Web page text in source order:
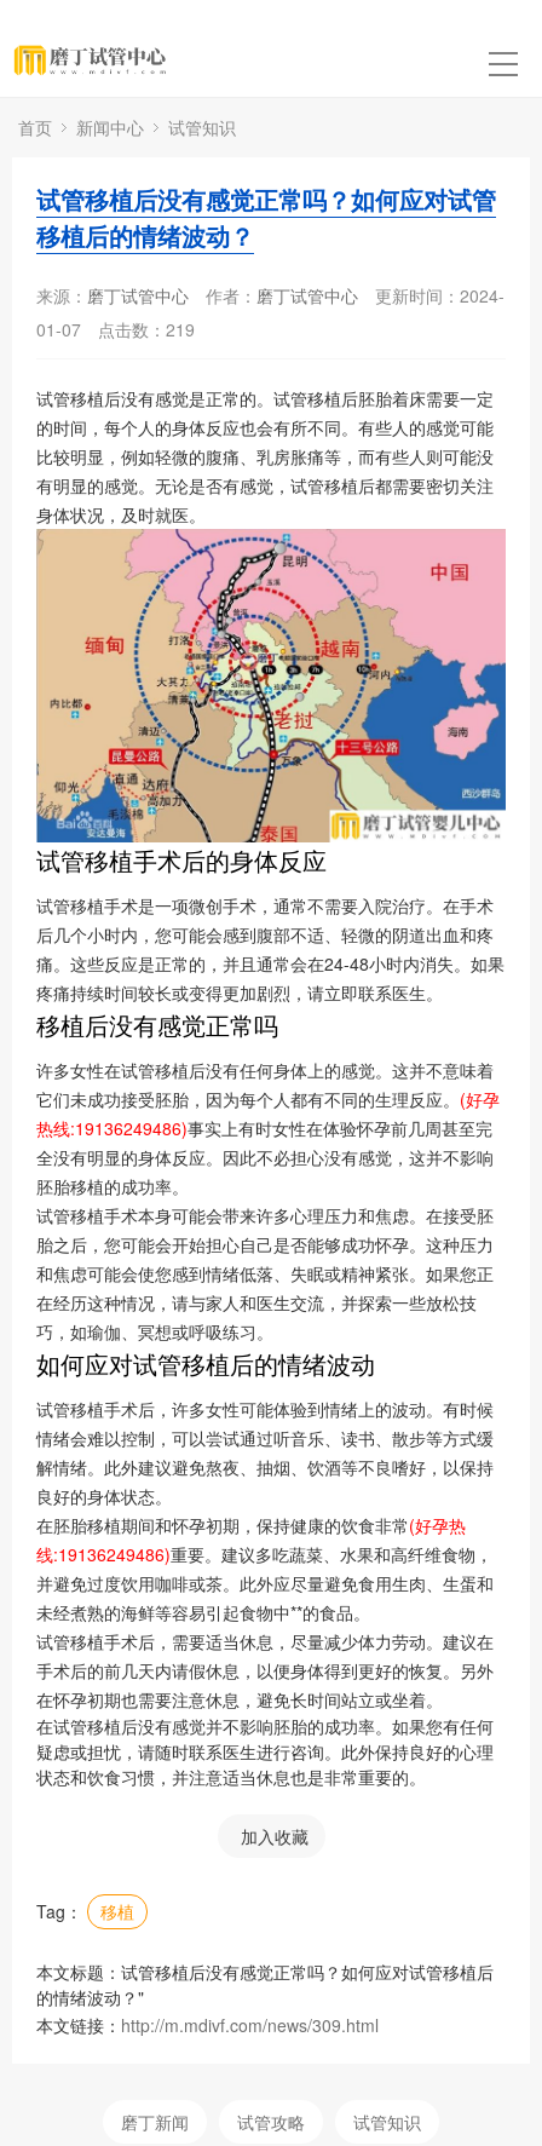
首页 新闻中心 试管知识
试管移植后没有感觉正常吗？如何应对试管
移植后的情绪波动？
来源： 磨丁试管中心 作者： 磨丁试管中心
更新时间：2024-
01-07
点击数： 219
试管移植后没有感觉是正常的。试管移植后胚胎着床需要一定
的时间，每个人的身体反应也会有所不同。有些人的感觉可能
比较明显，例如轻微的腹痛、乳房胀痛等，而有些人则可能没
有明显的感觉。无论是否有感觉，试管移植后都需要密切关注
身体状况，及时就医。
试管移植手术后的身体反应
试管移植手术是一项微创手术，通常不需要入院治疗。在手术
后几个小时内，您可能会感到腹部不适、轻微的阴道出血和疼
痛。这些反应是正常的，并且通常会在24-48小时内消失。如果
疼痛持续时间较长或变得更加剧烈，请立即联系医生。
移植后没有感觉正常吗
许多女性在试管移植后没有任何身体上的感觉。这并不意味着
它们未成功接受胚胎，因为每个人都有不同的生理反应。 (好孕
热线:19136249486)事实上有时女性在体验怀孕前几周甚至完
全没有明显的身体反应。因此不必担心没有感觉，这并不影响
胚胎移植的成功率。
试管移植手术本身可能会带来许多心理压力和焦虑。在接受胚
胎之后，您可能会开始担心自己是否能够成功怀孕。这种压力
和焦虑可能会使您感到情绪低落、失眠或精神紧张。如果您正
在经历这种情况，请与家人和医生交流，并探索一些放松技
巧，如瑜伽、冥想或呼吸练习。
如何应对试管移植后的情绪波动
试管移植手术后，许多女性可能体验到情绪上的波动。有时候
情绪会难以控制，可以尝试通过听音乐、读书、散步等方式缓
解情绪。此外建议避免熬夜、抽烟、饮酒等不良嗜好，以保持
良好的身体状态。
在胚胎移植期间和怀孕初期，保持健康的饮食非常(好孕热
线:19136249486)重要。建议多吃蔬菜、水果和高纤维食物，
并避免过度饮用咖啡或茶。此外应尽量避免食用生肉、生蛋和
未经煮熟的海鲜等容易引起食物中**的食品。
试管移植手术后，需要适当休息，尽量减少体力劳动。建议在
手术后的前几天内请假休息，以便身体得到更好的恢复。另外
在怀孕初期也需要注意休息，避免长时间站立或坐着。
在试管移植后没有感觉并不影响胚胎的成功率。如果您有任何
疑虑或担忧，请随时联系医生进行咨询。此外保持良好的心理
状态和饮食习惯，并注意适当休息也是非常重要的。
加入收藏
Tag： 移植
本文标题：试管移植后没有感觉正常吗？如何应对试管移植后
的情绪波动？"
本文链接： http://m.mdivf.com/news/309.html
磨丁新闻 试管攻略 试管知识